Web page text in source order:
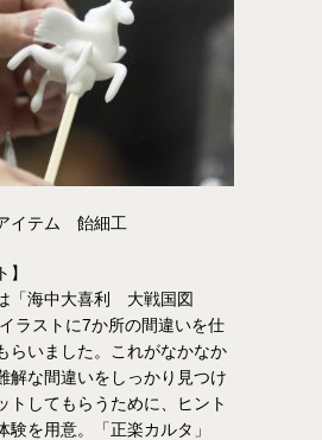
イテム 飴細工
】
「海中大喜利 大戦国図
ラストに7か所の間違いを仕
らいました。これがなかなか
解な間違いをしっかり見つけ
トしてもらうために、ヒント
験を用意。「正楽カルタ」